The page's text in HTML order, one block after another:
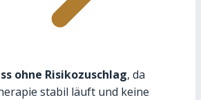
ohne Risikozuschlag, da
stabil läuft und keine